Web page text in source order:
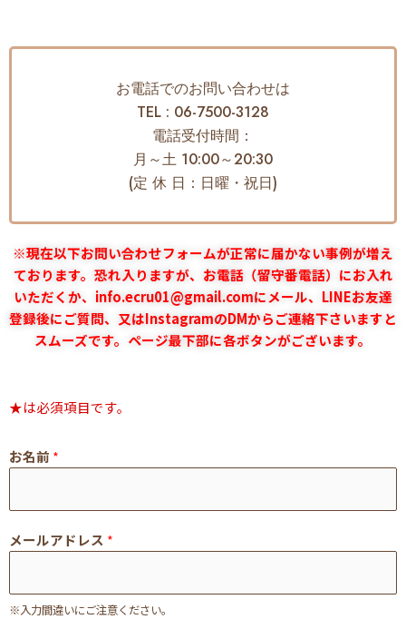
お電話でのお問い合わせは
TEL : 06-7500-3128
電話受付時間：
月～土 10:00～20:30
(定 休 日：日曜・祝日)
※現在以下お問い合わせフォームが正常に届かない事例が増え
ております。恐れ入りますが、お電話（留守番電話）にお入れ
いただくか、info.ecru01@gmail.comにメール、LINEお友達
登録後にご質問、又はInstagramのDMからご連絡下さいますと
スムーズです。ページ最下部に各ボタンがございます。
★は必須項目です。
お名前 *
メールアドレス *
※入力間違いにご注意ください。